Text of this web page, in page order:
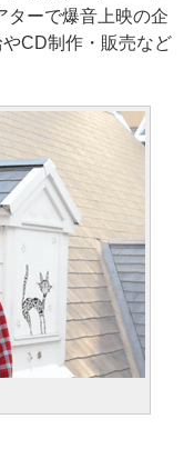
ターで爆音上映の企
CD制作・販売など